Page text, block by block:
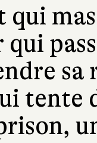
qui
sa
tente